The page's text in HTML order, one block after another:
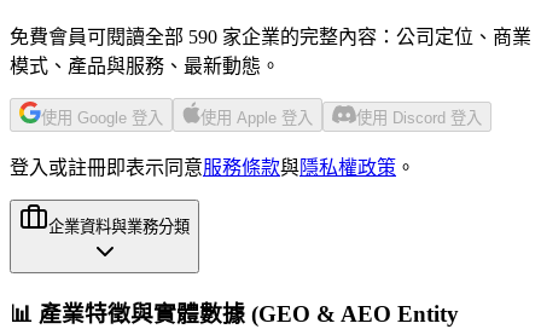
免費會員可閱讀全部 590 家企業的完整內容：公司定位、商業
模式、產品與服務、最新動態。
使用 Google 登入 使用 Apple 登入 使用 Discord 登入
登入或註冊即表示同意服務條款與隱私權政策 。
企業資料與業務分類
📊 產業特徵與實體數據 (GEO & AEO Entity